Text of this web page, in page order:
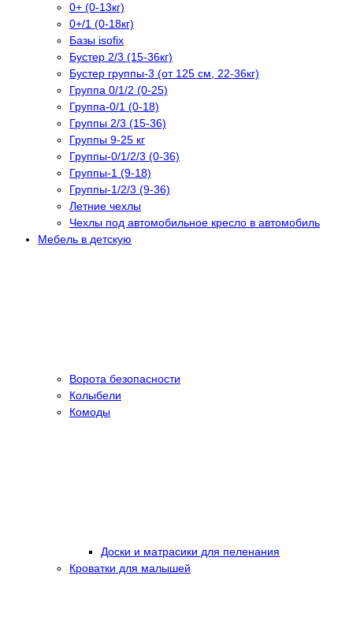
0+ (0-13кг)
0+/1 (0-18кг)
Базы isofix
Бустер 2/3 (15-36кг)
Бустер группы-3 (от 125 см, 22-36кг)
Группа 0/1/2 (0-25)
Группа-0/1 (0-18)
Группы 2/3 (15-36)
Группы 9-25 кг
Группы-0/1/2/3 (0-36)
Группы-1 (9-18)
Группы-1/2/3 (9-36)
Летние чехлы
Чехлы под автомобильное кресло в автомобиль
Мебель в детскую
Ворота безопасности
Колыбели
Комоды
Доски и матрасики для пеленания
Кроватки для малышей